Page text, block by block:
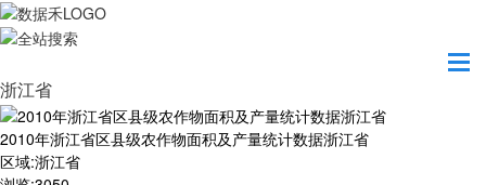
2010年浙江省区县级农作物面积及产量统计数据
浙江省
2010年浙江省区县级农作物面积及产量统计数据浙江省
区域:浙江省